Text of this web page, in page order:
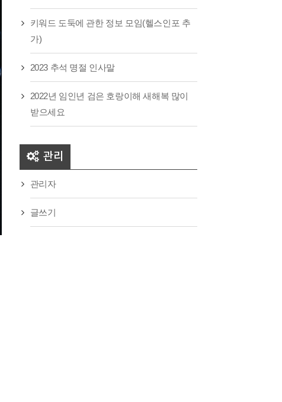
키워드 도둑에 관한 정보 모임(헬스인포 추
가)
2023 추석 명절 인사말
2022년 임인년 검은 호랑이해 새해복 많이
받으세요
관리
관리자
글쓰기